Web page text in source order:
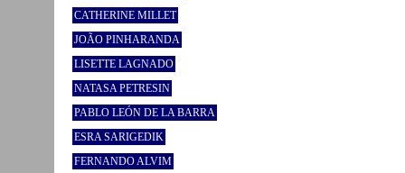
CATHERINE MILLET
JOÃO PINHARANDA
LISETTE LAGNADO
NATASA PETRESIN
PABLO LEÓN DE LA BARRA
ESRA SARIGEDIK
FERNANDO ALVIM